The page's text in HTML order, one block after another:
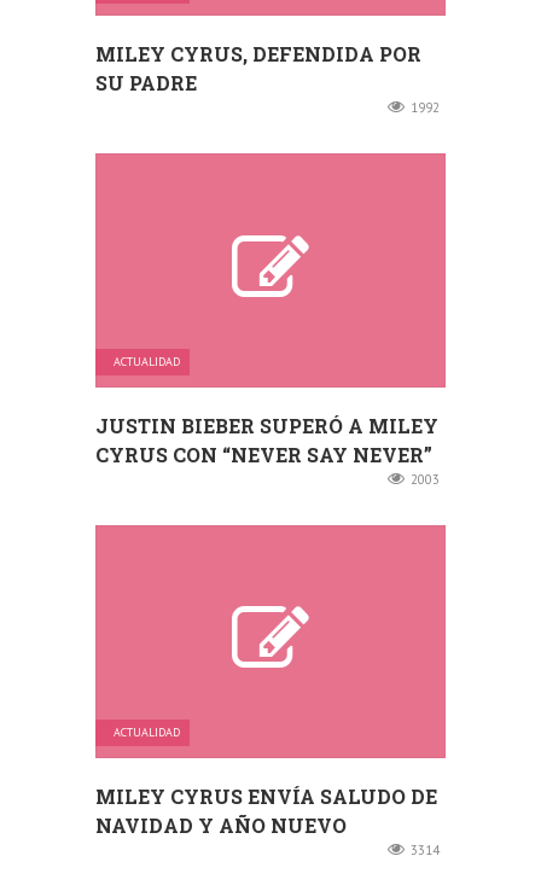
MILEY CYRUS, DEFENDIDA POR
SU PADRE
1992
ACTUALIDAD
JUSTIN BIEBER SUPERÓ A MILEY
CYRUS CON “NEVER SAY NEVER”
2003
ACTUALIDAD
MILEY CYRUS ENVÍA SALUDO DE
NAVIDAD Y AÑO NUEVO
3314